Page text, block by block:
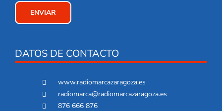
DATOS DE CONTACTO
www.radiomarcazaragoza.es
radiomarca@radiomarcazaragoza.es
876 666 876